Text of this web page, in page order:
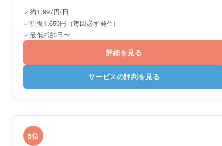
約1,997円/日
往復1,650円（毎回必ず発生）
最低2泊3日〜
詳細を見る
サービスの評判を見る
5位